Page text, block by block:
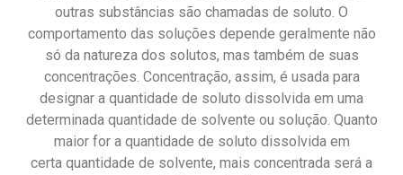
outras substâncias são chamadas de soluto. O
comportamento das soluções depende geralmente não
só da natureza dos solutos, mas também de suas
concentrações. Concentração, assim, é usada para
designar a quantidade de soluto dissolvida em uma
determinada quantidade de solvente ou solução. Quanto
maior for a quantidade de soluto dissolvida em
certa quantidade de solvente, mais concentrada será a